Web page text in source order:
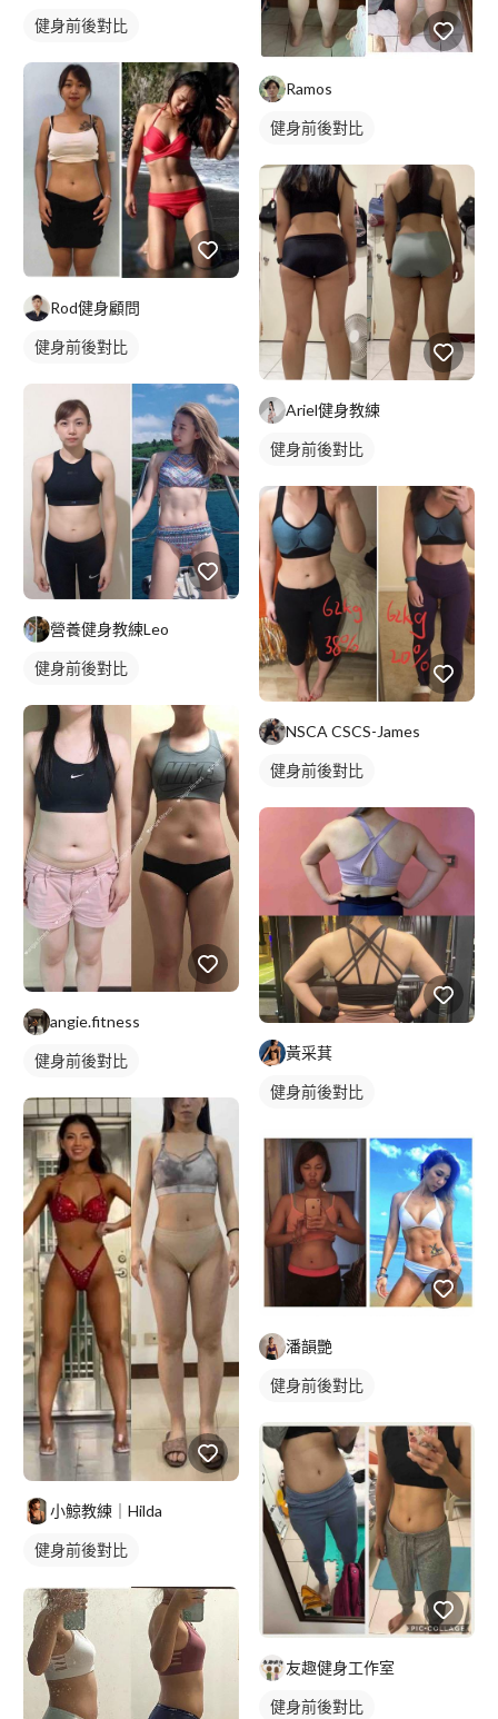
健身前後對比
Rod健身顧問
健身前後對比
營養健身教練Leo
健身前後對比
angie.fitness
健身前後對比
小鯨教練｜Hilda
健身前後對比
Ramos
健身前後對比
Ariel健身教練
健身前後對比
NSCA CSCS-James
健身前後對比
黃采萁
健身前後對比
潘韻艷
健身前後對比
友趣健身工作室
健身前後對比